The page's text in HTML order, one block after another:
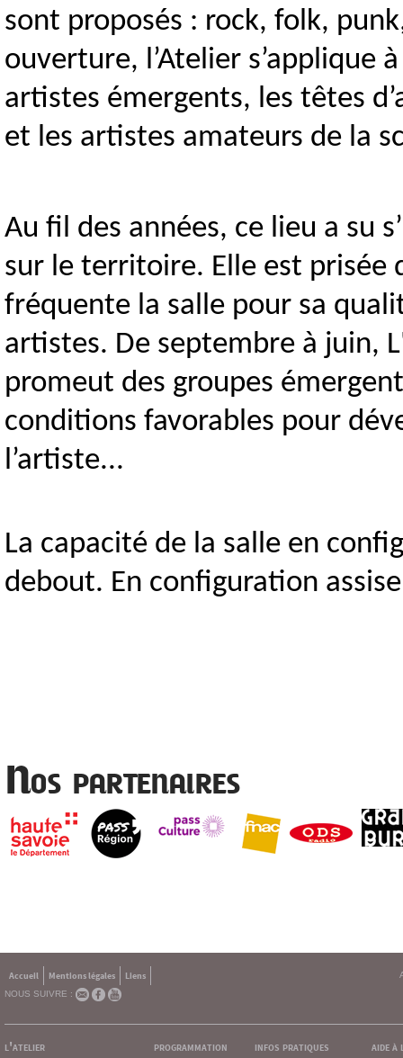
sont proposés : rock, folk,
ouverture, l’Atelier s’applique
artistes émergents, les têtes
et les artistes amateurs de la
Au fil des années, ce lieu a su
sur le territoire. Elle est prisée
fréquente la salle pour sa
artistes. De septembre à juin,
promeut des groupes
conditions favorables pour
l’artiste...
La capacité de la salle en
debout. En configuration
Nos partenaires
Accueil Mentions légales
Liens
NOUS SUIVRE :
l'atelier programmation infos pratiques aide